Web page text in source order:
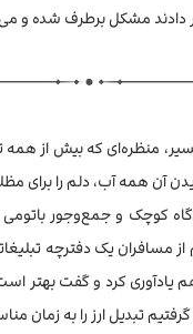
دادند مشکل برطرف شده و
که بیش از همه
آن همه آب، دلم را برای
کوچک و جمع‌وجور
از مسافران یک دفترچه
کرد و گفت بهتر است
تبدیل ارز را به زمان